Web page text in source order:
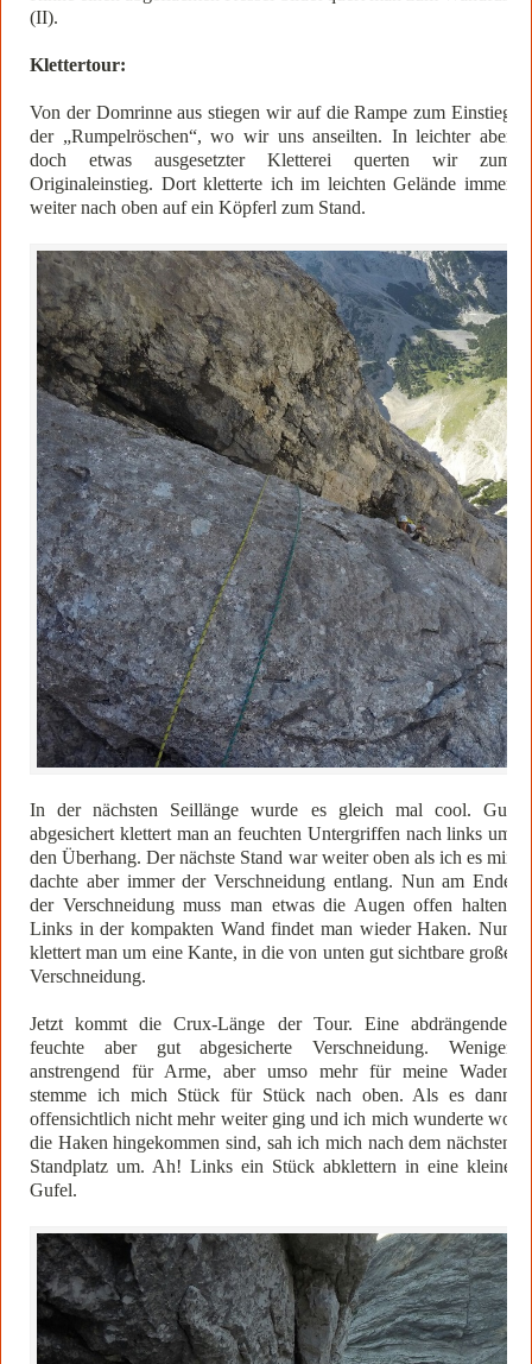
(II).
Klettertour:
Von der Domrinne aus stiegen wir auf die Rampe zum Einstieg
der „Rumpelröschen“, wo wir uns anseilten. In leichter aber
doch etwas ausgesetzter Kletterei querten wir zum
Originaleinstieg. Dort kletterte ich im leichten Gelände immer
weiter nach oben auf ein Köpferl zum Stand.
In der nächsten Seillänge wurde es gleich mal cool. Gut
abgesichert klettert man an feuchten Untergriffen nach links um
den Überhang. Der nächste Stand war weiter oben als ich es mir
dachte aber immer der Verschneidung entlang. Nun am Ende
der Verschneidung muss man etwas die Augen offen halten.
Links in der kompakten Wand findet man wieder Haken. Nun
klettert man um eine Kante, in die von unten gut sichtbare große
Verschneidung.
Jetzt kommt die Crux-Länge der Tour. Eine abdrängende,
feuchte aber gut abgesicherte Verschneidung. Weniger
anstrengend für Arme, aber umso mehr für meine Waden
stemme ich mich Stück für Stück nach oben. Als es dann
offensichtlich nicht mehr weiter ging und ich mich wunderte wo
die Haken hingekommen sind, sah ich mich nach dem nächsten
Standplatz um. Ah! Links ein Stück abklettern in eine kleine
Gufel.